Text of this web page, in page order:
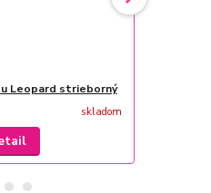
Leopard strieborný
skladom